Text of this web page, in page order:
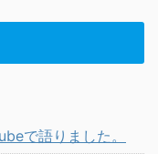
で語りました。